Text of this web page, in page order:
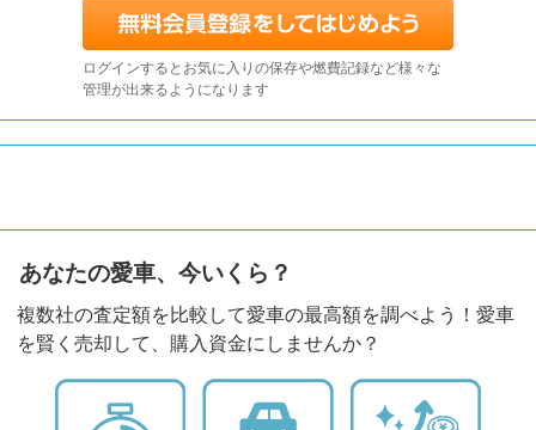
ログインするとお気に入りの保存や燃費記録など様々な
管理が出来るようになります
あなたの愛車、今いくら？
複数社の査定額を比較して愛車の最高額を調べよう！愛車
を賢く売却して、購入資金にしませんか？